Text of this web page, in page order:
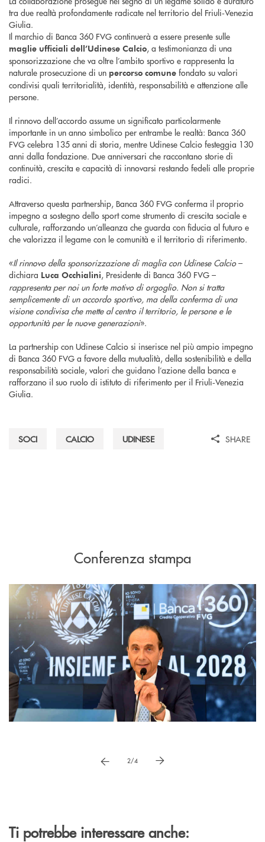
tra due realtà profondamente radicate nel territorio del Friuli‑Venezia
Giulia.
Il marchio di Banca 360 FVG continuerà a essere presente sulle
maglie ufficiali dell’Udinese Calcio, a testimonianza di una
sponsorizzazione che va oltre l’ambito sportivo e rappresenta la
naturale prosecuzione di un percorso comune fondato su valori
condivisi quali territorialità, identità, responsabilità e attenzione alle
persone.
Il rinnovo dell’accordo assume un significato particolarmente
importante in un anno simbolico per entrambe le realtà: Banca 360
FVG celebra 135 anni di storia, mentre Udinese Calcio festeggia 130
anni dalla fondazione. Due anniversari che raccontano storie di
continuità, crescita e capacità di innovarsi restando fedeli alle proprie
radici.
Attraverso questa partnership, Banca 360 FVG conferma il proprio
impegno a sostegno dello sport come strumento di crescita sociale e
culturale, rafforzando un’alleanza che guarda con fiducia al futuro e
che valorizza il legame con le comunità e il territorio di riferimento.
«Il rinnovo della sponsorizzazione di maglia con Udinese Calcio –
dichiara Luca Occhialini, Presidente di Banca 360 FVG –
rappresenta per noi un forte motivo di orgoglio. Non si tratta
semplicemente di un accordo sportivo, ma della conferma di una
visione condivisa che mette al centro il territorio, le persone e le
opportunità per le nuove generazioni».
La partnership con Udinese Calcio si inserisce nel più ampio impegno
di Banca 360 FVG a favore della mutualità, della sostenibilità e della
responsabilità sociale, valori che guidano l’azione della banca e
rafforzano il suo ruolo di istituto di riferimento per il Friuli‑Venezia
Giulia.
SOCI CALCIO UDINESE SHARE
Conferenza stampa
vai a immagne precedente
2/4 vai a immagine successiva
Ti potrebbe interessare anche: